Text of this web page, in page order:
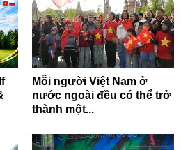
Mỗi người Việt Nam ở
nước ngoài đều có thể trở
thành một...